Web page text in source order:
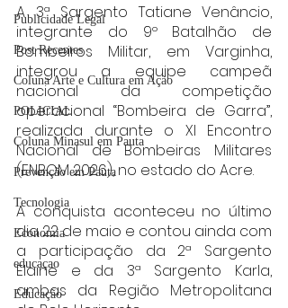
Publicidade Legal
Post Recentes
Coluna Arte e Cultura em Ação
POLICIAL
Coluna Minasul em Pauta
Prevenção em Pauta
Tecnologia
Economia
educaçao
Educação
A 3ª Sargento Tatiane Venâncio,
integrante do 9º Batalhão de
Bombeiros Militar, em Varginha,
integrou a equipe campeã
nacional da competição
operacional “Bombeira de Garra”,
realizada durante o XI Encontro
Nacional de Bombeiras Militares
(ENBOM 2026), no estado do Acre.
A conquista aconteceu no último
dia 22 de maio e contou ainda com
a participação da 2ª Sargento
Elaine e da 3ª Sargento Karla,
ambas da Região Metropolitana